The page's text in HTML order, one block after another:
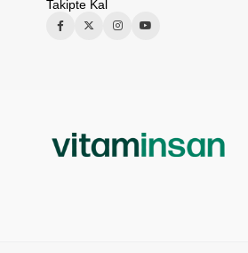
Takipte Kal